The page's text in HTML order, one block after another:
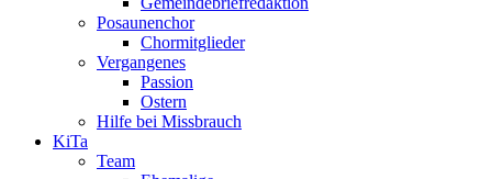
Posaunenchor
Chormitglieder
Vergangenes
Passion
Ostern
Hilfe bei Missbrauch
KiTa
Team